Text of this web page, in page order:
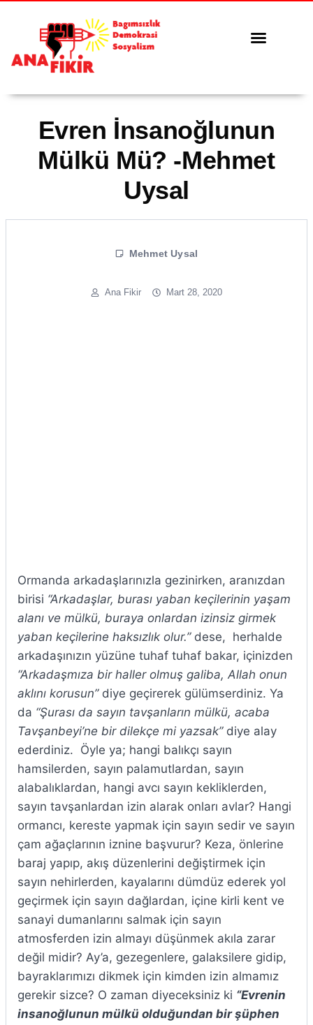
Evren İnsanoğlunun
Mülkü Mü? -Mehmet
Uysal
Mehmet Uysal
Ana Fikir Mart 28, 2020
Ormanda arkadaşlarınızla gezinirken, aranızdan
birisi “Arkadaşlar, burası yaban keçilerinin yaşam
alanı ve mülkü, buraya onlardan izinsiz girmek
yaban keçilerine haksızlık olur.”dese, herhalde
arkadaşınızın yüzüne tuhaf tuhaf bakar, içinizden
“Arkadaşmıza bir haller olmuş galiba, Allah onun
aklını korusun”diye geçirerek gülümserdiniz. Ya
da “Şurası da sayın tavşanların mülkü, acaba
Tavşanbeyi’ne bir dilekçe mi yazsak”diye alay
ederdiniz. Öyle ya; hangi balıkçı sayın
hamsilerden, sayın palamutlardan, sayın
alabalıklardan, hangi avcı sayın kekliklerden,
sayın tavşanlardan izin alarak onları avlar? Hangi
ormancı, kereste yapmak için sayın sedir ve sayın
çam ağaçlarının iznine başvurur? Keza, önlerine
baraj yapıp, akış düzenlerini değiştirmek için
sayın nehirlerden, kayalarını dümdüz ederek yol
geçirmek için sayın dağlardan, içine kirli kent ve
sanayi dumanlarını salmak için sayın
atmosferden izin almayı düşünmek akıla zarar
değil midir? Ay’a, gezegenlere, galaksilere gidip,
bayraklarımızı dikmek için kimden izin almamız
gerekir sizce? O zaman diyeceksiniz ki “Evrenin
insanoğlunun mülkü olduğundan bir şüphen